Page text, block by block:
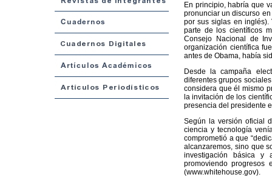
En principio, habría que
pronunciar un discurso
por sus siglas en
parte de los científicos
Consejo Nacional de
organización científica
antes de Obama, había
Desde la campaña
diferentes grupos
considera que él mismo
la invitación de los
presencia del presidente
Según la versión oficial
ciencia y tecnología
comprometió a que
alcanzaremos, sino que
investigación básica y
promoviendo progresos
(www.whitehouse.gov).